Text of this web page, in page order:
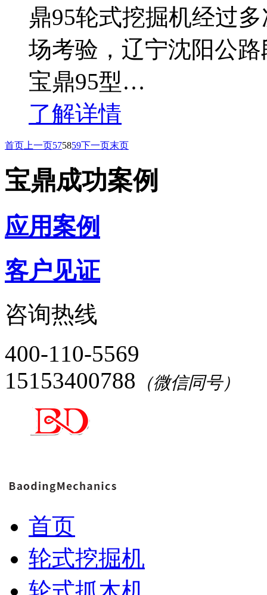
鼎95轮式挖掘机经过
场考验，辽宁沈阳公
宝鼎95型…
了解详情
首页 上一页575859下一页末页
宝鼎成功案例
应用案例
客户见证
咨询热线
400-110-5569
15153400788 （微信同号）
首页
轮式挖掘机